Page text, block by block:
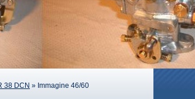
38 DCN » Immagine 46/60